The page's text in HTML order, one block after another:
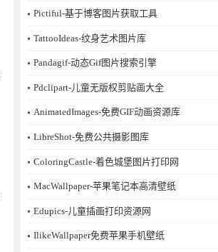
Pictiful-基于博客图片获取工具
TattooIdeas-纹身艺术图片库
Pandagif-动态Gif图片搜索引擎
Pdclipart-儿童无版权剪贴画大全
AnimatedImages-免费GIF动画资源库
LibreShot-免费公共摄影图库
ColoringCastle-着色城堡图片打印网
MacWallpaper-苹果笔记本高清壁纸
Edupics-儿童插画打印资源网
IlikeWallpaper免费苹果手机壁纸